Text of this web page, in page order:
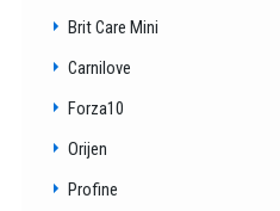
Brit Care Mini
Carnilove
Forza10
Orijen
Profine